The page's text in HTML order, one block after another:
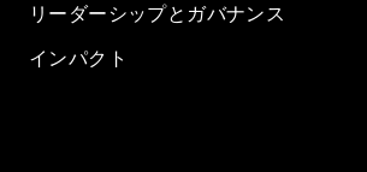
リーダーシップとガバナンス
インパクト